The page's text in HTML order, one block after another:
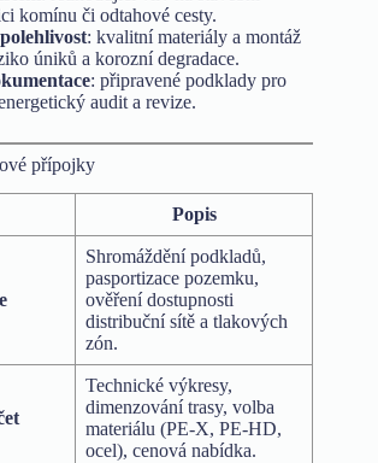
komínu či odtahové cesty.
: kvalitní materiály a montáž
úniků a korozní degradace.
: připravené podklady pro
audit a revize.
přípojky
Popis
Shromáždění podkladů,
pasportizace pozemku,
ověření dostupnosti
distribuční sítě a tlakových
zón.
Technické výkresy,
dimenzování trasy, volba
materiálu (PE-X, PE-HD,
ocel), cenová nabídka.